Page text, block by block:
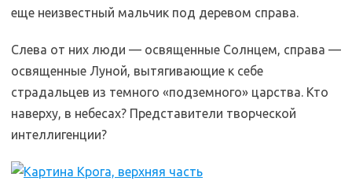
еще неизвестный мальчик под деревом справа.
Слева от них люди — освященные Солнцем, справа —
освященные Луной, вытягивающие к себе
страдальцев из темного «подземного» царства. Кто
наверху, в небесах? Представители творческой
интеллигенции?